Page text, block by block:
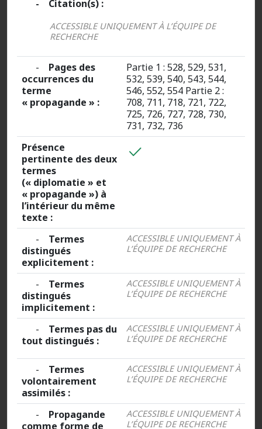
- Citation(s) :
ACCESSIBLE UNIQUEMENT À L’ÉQUIPE DE
RECHERCHE
- Pages des
occurrences du
terme
« propagande » :
Partie 1 : 528, 529, 531,
532, 539, 540, 543, 544,
546, 552, 554 Partie 2 :
708, 711, 718, 721, 722,
725, 726, 727, 728, 730,
731, 732, 736
Présence
pertinente des deux
termes
(« diplomatie » et
« propagande ») à
l’intérieur du même
texte :
- Termes
distingués
explicitement :
ACCESSIBLE UNIQUEMENT À
L’ÉQUIPE DE RECHERCHE
- Termes
distingués
implicitement :
ACCESSIBLE UNIQUEMENT À
L’ÉQUIPE DE RECHERCHE
- Termes pas du
tout distingués :
ACCESSIBLE UNIQUEMENT À
L’ÉQUIPE DE RECHERCHE
- Termes
volontairement
assimilés :
ACCESSIBLE UNIQUEMENT À
L’ÉQUIPE DE RECHERCHE
- Propagande
comme forme de
ACCESSIBLE UNIQUEMENT À
L’ÉQUIPE DE RECHERCHE